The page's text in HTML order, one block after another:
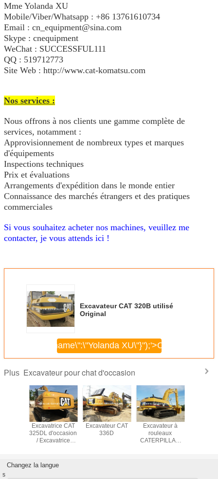
Mme Yolanda XU
Mobile/Viber/Whatsapp : +86 13761610734
Email : cn_equipment@sina.com
Skype : cnequipment
WeChat : SUCCESSFUL111
QQ : 519712773
Site Web : http://www.cat-komatsu.com
Nos services :
Nous offrons à nos clients une gamme complète de
services, notamment :
Approvisionnement de nombreux types et marques
d'équipements
Inspections techniques
Prix et évaluations
Arrangements d'expédition dans le monde entier
Connaissance des marchés étrangers et des pratiques
commerciales
Si vous souhaitez acheter nos machines, veuillez me
contacter, je vous attends ici !
Excavateur CAT 320B utilisé
Original
\",\"username\":\"Yolanda XU\"}");'>Continuer
Plus Excavateur pour chat d'occasion
Excavatrice CAT
325DL d'occasion
/ Excavatrice
330BL 325DL
Excavateur CAT
336D
Excavateur à
rouleaux
CATERPILLAR
Changez la langue
s